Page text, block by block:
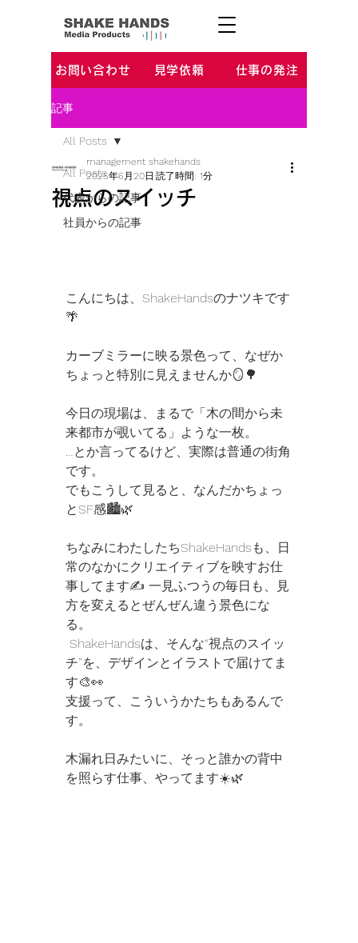
お問い合わせ 見学依頼 仕事の発注
記事
All Posts
代表からの記事
社員からの記事
All Posts
視点のスイッチ
management shakehands
2025年6月20日 読了時間: 1分
こんにちは、ShakeHandsのナツキです
🌴
カーブミラーに映る景色って、なぜか
ちょっと特別に見えませんか🪞🌳
今日の現場は、まるで「木の間から未
来都市が覗いてる」ような一枚。
…とか言ってるけど、実際は普通の街角
です。
でもこうして見ると、なんだかちょっ
とSF感🏙️🌿
ちなみにわたしたちShakeHandsも、日
常のなかにクリエイティブを映すお仕
事してます✍️ 一見ふつうの毎日も、見
方を変えるとぜんぜん違う景色にな
る。
チ”を、デザインとイラストで届けてま
す🎨👀
支援って、こういうかたちもあるんで
す。
木漏れ日みたいに、そっと誰かの背中
を照らす仕事、やってます☀️🌿